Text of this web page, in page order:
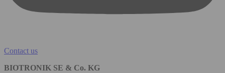
Contact us
BIOTRONIK SE & Co. KG